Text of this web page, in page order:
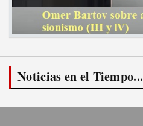
Noticias en el Tiempo...